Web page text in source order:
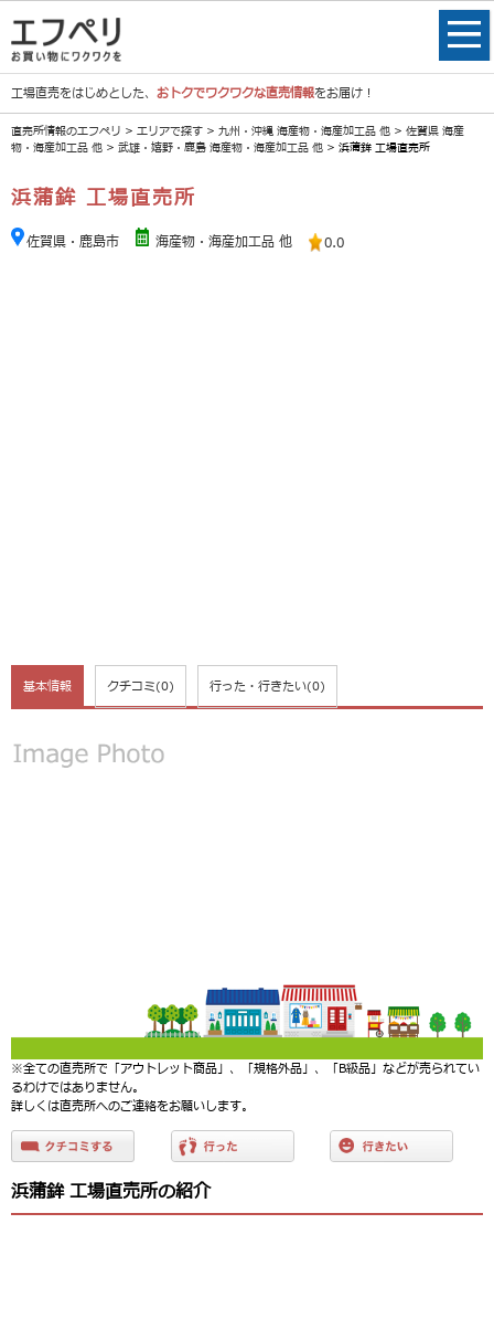
工場直売をはじめとした、 おトクでワクワクな直売情報をお届け！
直売所情報のエフペリ > エリアで探す > 九州・沖縄 海産物・海産加工品 他 > 佐賀県 海産
物・海産加工品 他 > 武雄・嬉野・鹿島 海産物・海産加工品 他 > 浜蒲鉾 工場直売所
浜蒲鉾 工場直売所
佐賀県・鹿島市 海産物・海産加工品 他 0.0
基本情報 クチコミ(0) 行った・行きたい(0)
※全ての直売所で「アウトレット商品」、「規格外品」、「B級品」などが売られてい
るわけではありません。
詳しくは直売所へのご連絡をお願いします。
浜蒲鉾 工場直売所の紹介